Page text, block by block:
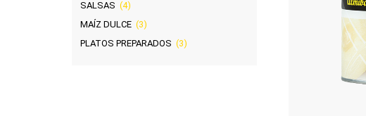
SALSAS (4)
MAÍZ DULCE (3)
PLATOS PREPARADOS (3)